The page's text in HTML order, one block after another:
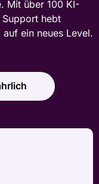
Mit über 100 KI-
hebt
ein neues Level.